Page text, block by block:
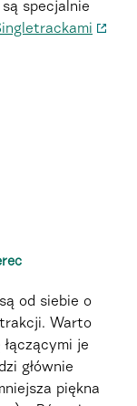
są specjalnie
od siebie o
Warto
je
głównie
piękna